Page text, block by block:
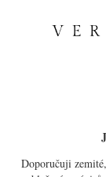
Doporučuji